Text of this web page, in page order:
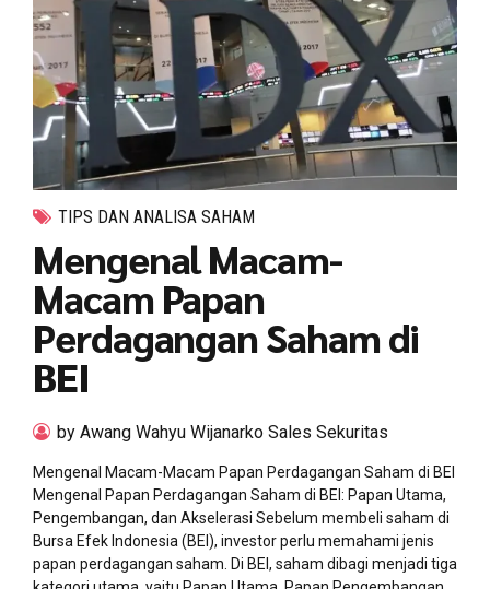
TIPS DAN ANALISA SAHAM
Mengenal Macam-
Macam Papan
Perdagangan Saham di
BEI
by Awang Wahyu Wijanarko Sales Sekuritas
Mengenal Macam-Macam Papan Perdagangan Saham di BEI
Mengenal Papan Perdagangan Saham di BEI: Papan Utama,
Pengembangan, dan Akselerasi Sebelum membeli saham di
Bursa Efek Indonesia (BEI), investor perlu memahami jenis
papan perdagangan saham. Di BEI, saham dibagi menjadi tiga